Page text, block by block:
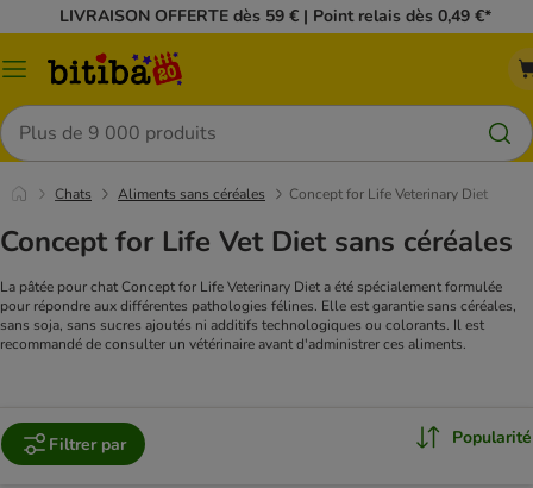
LIVRAISON OFFERTE dès 59 € | Point relais dès 0,49 €*
Menu
Rechercher
Chats Aliments sans céréales Concept for Life Veterinary Diet
Concept for Life Vet Diet sans céréales
La pâtée pour chat Concept for Life Veterinary Diet a été spécialement formulée
pour répondre aux différentes pathologies félines. Elle est garantie sans céréales,
sans soja, sans sucres ajoutés ni additifs technologiques ou colorants. Il est
recommandé de consulter un vétérinaire avant d'administrer ces aliments.
Filtrer par Popularité